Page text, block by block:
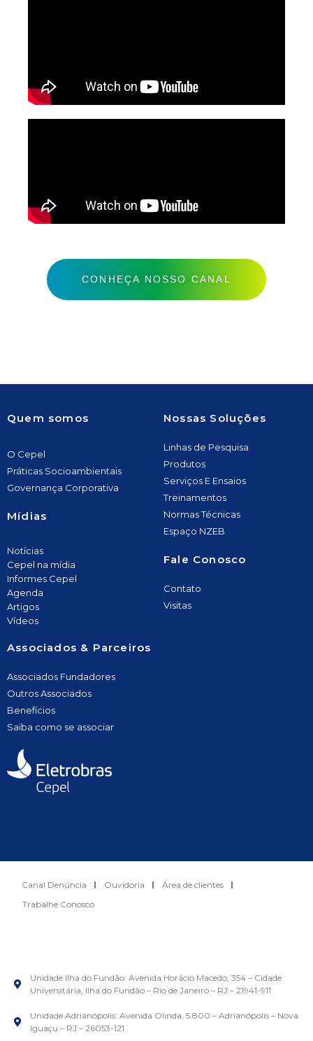
CONHEÇA NOSSO CANAL
Quem somos
O Cepel
Práticas Socioambientais
Governança Corporativa
Mídias
Notícias
Cepel na mídia
Informes Cepel
Agenda
Artigos
Vídeos
Nossas Soluções
Linhas de Pesquisa
Produtos
Serviços E Ensaios
Treinamentos
Normas Técnicas
Espaço NZEB
Fale Conosco
Contato
Visitas
Associados & Parceiros
Associados Fundadores
Outros Associados
Benefícios
Saiba como se associar
Canal Denúncia Ouvidoria
Área de clientes
Trabalhe Conosco
Unidade Ilha do Fundão: Avenida Horácio Macedo, 354 – Cidade
Universitária, Ilha do Fundão – Rio de Janeiro – RJ – 21941-911
Unidade Adrianópolis: Avenida Olinda, 5.800 – Adrianópolis – Nova
Iguaçu – RJ – 26053-121